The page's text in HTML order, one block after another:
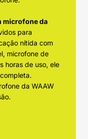
microfone da
para
nítida com
microfone de
horas de uso, ele
da WAAW